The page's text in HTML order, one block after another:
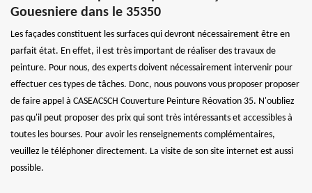
Gouesniere dans le 35350
Les façades constituent les surfaces qui devront nécessairement être en
parfait état. En effet, il est très important de réaliser des travaux de
peinture. Pour nous, des experts doivent nécessairement intervenir pour
effectuer ces types de tâches. Donc, nous pouvons vous proposer proposer
de faire appel à CASEACSCH Couverture Peinture Réovation 35. N'oubliez
pas qu'il peut proposer des prix qui sont très intéressants et accessibles à
toutes les bourses. Pour avoir les renseignements complémentaires,
veuillez le téléphoner directement. La visite de son site internet est aussi
possible.